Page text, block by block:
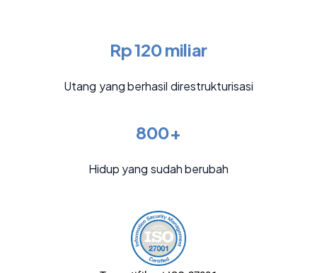
Rp 120 miliar
Utang yang berhasil direstrukturisasi
800+
Hidup yang sudah berubah